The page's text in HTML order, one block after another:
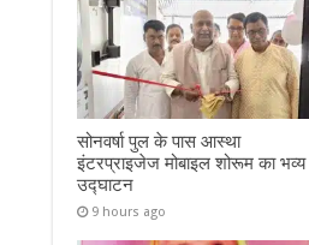
सोनवर्षा पुल के पास आस्था
इंटरप्राइजेज मोबाइल शोरूम का भव्य
उद्घाटन
9 hours ago